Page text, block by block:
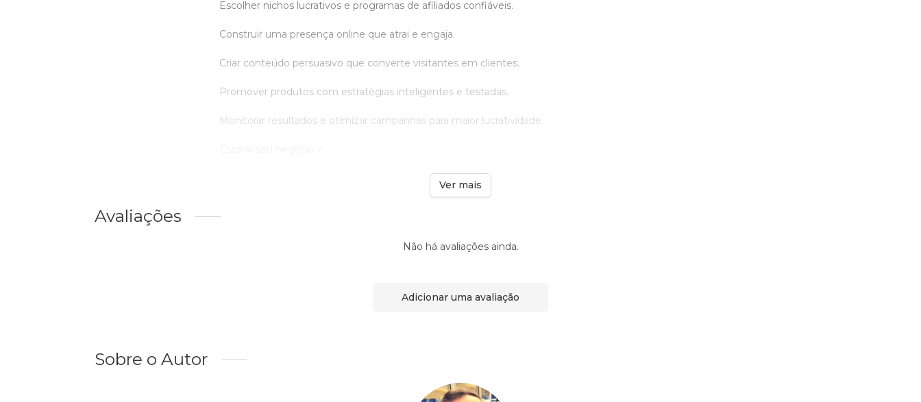
Escolher nichos lucrativos e programas de afiliados confiáveis.
Construir uma presença online que atrai e engaja.
Criar conteúdo persuasivo que converte visitantes em clientes.
Promover produtos com estratégias inteligentes e testadas.
Monitorar resultados e otimizar campanhas para maior lucratividade.
Ver mais
Avaliações
Não há avaliações ainda.
Adicionar uma avaliação
Sobre o Autor